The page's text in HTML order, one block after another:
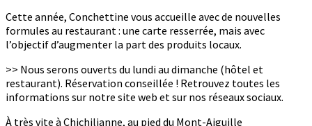
Cette année, Conchettine vous accueille avec de nouvelles
formules au restaurant : une carte resserrée, mais avec
l’objectif d’augmenter la part des produits locaux.
>> Nous serons ouverts du lundi au dimanche (hôtel et
restaurant). Réservation conseillée ! Retrouvez toutes les
informations sur notre site web et sur nos réseaux sociaux.
À très vite à Chichilianne, au pied du Mont-Aiguille